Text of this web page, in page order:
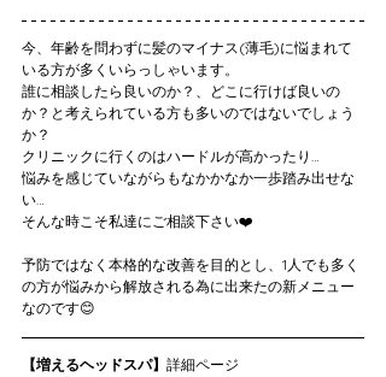
今、年齢を問わずに髪のマイナス(薄毛)に悩まれて
いる方が多くいらっしゃいます。
誰に相談したら良いのか？、どこに行けば良いの
か？と考えられている方も多いのではないでしょう
か？
クリニックに行くのはハードルが高かったり…
悩みを感じていながらもなかかなか一歩踏み出せな
い…
そんな時こそ私達にご相談下さい❤️
予防ではなく本格的な改善を目的とし、1人でも多く
の方が悩みから解放される為に出来たの新メニュー
なのです😊
【増えるヘッドスパ】 詳細ページ